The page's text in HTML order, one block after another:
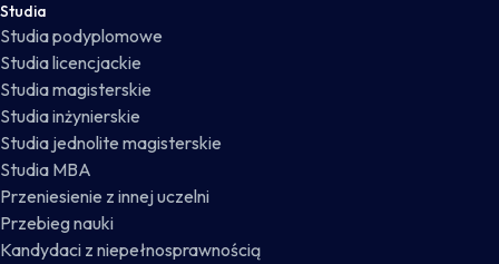
Studia
Studia podyplomowe
Studia licencjackie
Studia magisterskie
Studia inżynierskie
Studia jednolite magisterskie
Studia MBA
Przeniesienie z innej uczelni
Przebieg nauki
Kandydaci z niepełnosprawnością